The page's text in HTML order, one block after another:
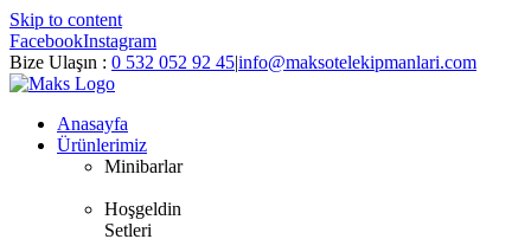
Skip to content
FacebookInstagram
Bize Ulaşın : 0 532 052 92 45|info@maksotelekipmanlari.com
Anasayfa
Ürünlerimiz
Minibarlar
Hoşgeldin
Setleri